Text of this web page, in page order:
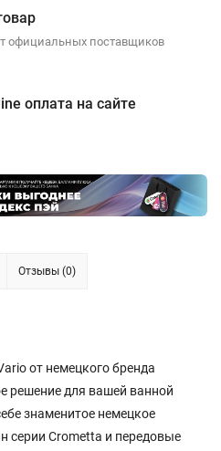
официальных поставщиков
оплата на сайте
Отзывы (0)
от немецкого бренда
решение для вашей ванной
знаменитое немецкое
серии Crometta и передовые